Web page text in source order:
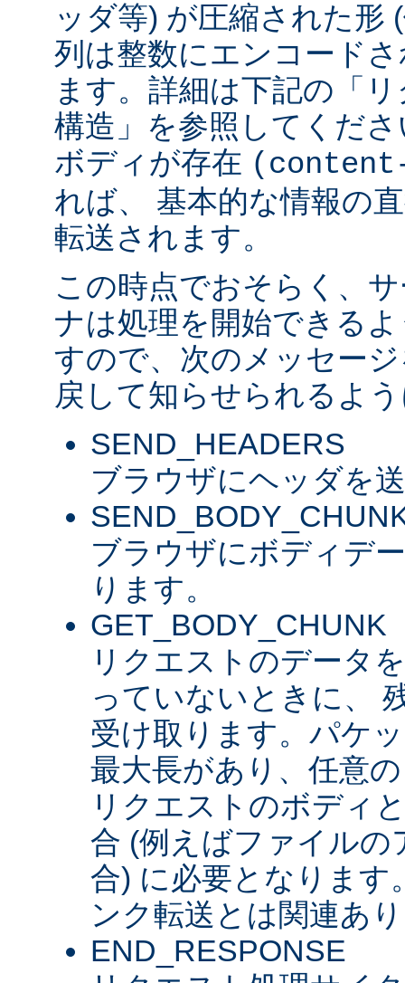
ッダ等) が圧縮された形
列は整数にエンコード
ます。詳細は下記の「
構造」を参照してくだ
ボディが存在
れば、 基本的な情報の
転送されます。
この時点でおそらく、
ナは処理を開始できる
すので、次のメッセー
戻して知らせられるよ
SEND_HEADERS
ブラウザにヘッダを
ブラウザにボディデ
ります。
GET_BODY_CHUNK
リクエストのデータ
っていないときに、
受け取ります。パケ
最大長があり、任意
リクエストのボディ
合 (例えばファイルの
合) に必要となります
ンク転送とは関連あ
END_RESPONSE